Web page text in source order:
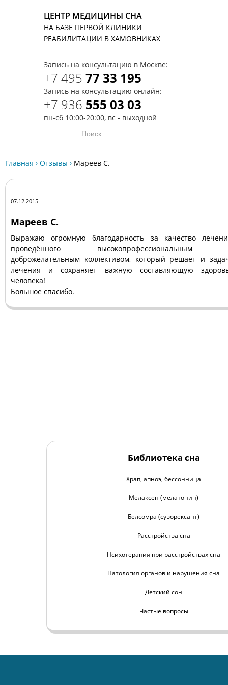
ЦЕНТР МЕДИЦИНЫ СНА
НА БАЗЕ ПЕРВОЙ КЛИНИКИ
РЕАБИЛИТАЦИИ В ХАМОВНИКАХ
Запись на консультацию в Москве:
+7 495 77 33 195
Запись на консультацию онлайн:
+7 936 555 03 03
пн-сб 10:00-20:00, вс - выходной
Главная › Отзывы › Мареев С.
07.12.2015
Мареев С.
Выражаю огромную благодарность за качество
проведённого высокопрофессиональным
доброжелательным коллективом, который решает и
лечения и сохраняет важную составляющую
человека!
Большое спасибо.
Библиотека сна
Храп, апноэ, бессонница
Мелаксен (мелатонин)
Белсомра (суворексант)
Расстройства сна
Психотерапия при расстройствах сна
Патология органов и нарушения сна
Детский сон
Частые вопросы